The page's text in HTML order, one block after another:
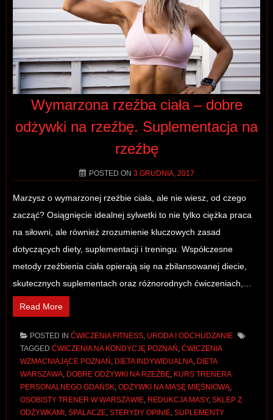
Wymarzona rzeźba ciała – dobre
odżywki na rzeźbę. Suplementacja na
rzeźbę
POSTED ON 3 GRUDNIA, 2017
Marzysz o wymarzonej rzeźbie ciała, ale nie wiesz, od czego
zacząć? Osiągnięcie idealnej sylwetki to nie tylko ciężka praca
na siłowni, ale również zrozumienie kluczowych zasad
dotyczących diety, suplementacji i treningu. Współczesne
metody rzeźbienia ciała opierają się na zbilansowanej diecie,
skutecznych suplementach oraz różnorodnych ćwiczeniach,…
Read More
POSTED IN ĆWICZENIA FITNESS, URODA I ODCHUDZANIE
TAGGED ĆWICZENIA NA KONDYCJĘ POZNAŃ , ĆWICZENIA
WZMACNIAJĄCE POZNAŃ , DIETA INDYWIDUALNA, DIETA
WARSZAWA, DOBRE ODŻYWKI NA RZEŹBĘ, KURS TRENERA
PERSONALNEGO GDAŃSK, ODŻYWKI NA MASĘ MIĘŚNIOWĄ,
OSOBISTY TRENER W WARSZAWIE, REDUKCJA MASY, SKLEP Z
ODŻYWKAMI , SPALACZE, STERYDY OPINIE, SUPLEMENTY